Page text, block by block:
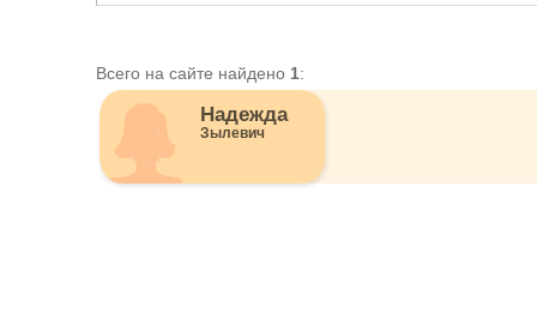
Всего на сайте найдено 1:
Надежда
Зылевич